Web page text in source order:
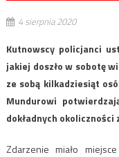
4 sierpnia 2020
Kutnowscy policjanci
jakiej doszło w sobotę
ze sobą kilkadziesiąt
Mundurowi
dokładnych okoliczności
Zdarzenie miało